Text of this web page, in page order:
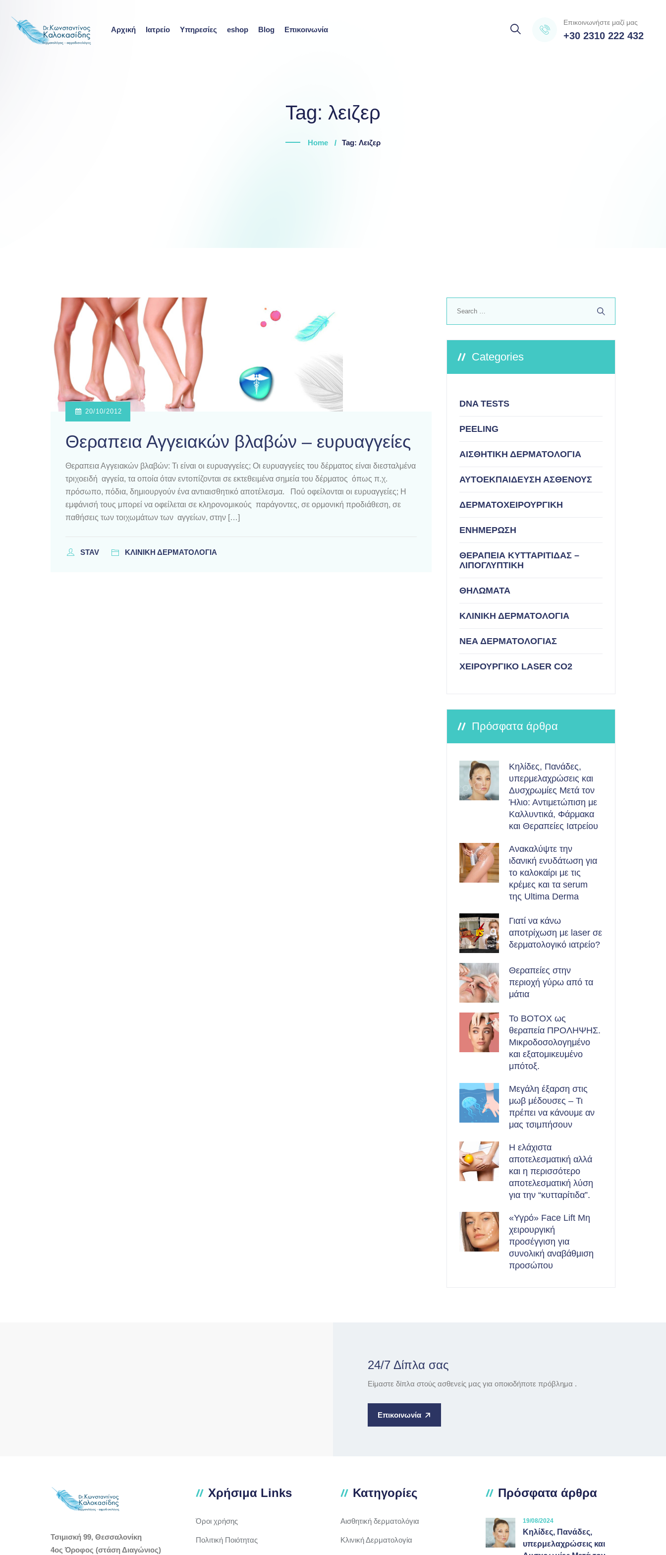
content
Αρχική Ιατρείο Υπηρεσίες eshop Blog Επικοινωνία
Επικοινωνήστε μαζί μας
+30 2310 222 432
Tag: λειζερ
Home Tag: Λειζερ
20/10/2012
Θεραπεια Αγγειακών βλαβών – ευρυαγγείες
Θεραπεια Αγγειακών βλαβών: Τι είναι οι ευρυαγγείες; Οι ευρυαγγείες του δέρματος είναι διεσταλμένα
τριχοειδή αγγεία, τα οποία όταν εντοπίζονται σε εκτεθειμένα σημεία του δέρματος όπως π.χ.
πρόσωπο, πόδια, δημιουργούν ένα αντιαισθητικό αποτέλεσμα. Πού οφείλονται οι ευρυαγγείες; Η
εμφάνισή τους μπορεί να οφείλεται σε κληρονομικούς παράγοντες, σε ορμονική προδιάθεση, σε
παθήσεις των τοιχωμάτων των αγγείων, στην […]
STAV ΚΛΙΝΙΚΗ ΔΕΡΜΑΤΟΛΟΓΙΑ
Categories
DNA TESTS
PEELING
ΑΙΣΘΗΤΙΚΗ ΔΕΡΜΑΤΟΛΟΓΙΑ
ΑΥΤΟΕΚΠΑΙΔΕΥΣΗ ΑΣΘΕΝΟΥΣ
ΔΕΡΜΑΤΟΧΕΙΡΟΥΡΓΙΚΗ
ΕΝΗΜΕΡΩΣΗ
ΘΕΡΑΠΕΙΑ ΚΥΤΤΑΡΙΤΙΔΑΣ –
ΛΙΠΟΓΛΥΠΤΙΚΗ
ΘΗΛΩΜΑΤΑ
ΚΛΙΝΙΚΗ ΔΕΡΜΑΤΟΛΟΓΙΑ
ΝΕΑ ΔΕΡΜΑΤΟΛΟΓΙΑΣ
ΧΕΙΡΟΥΡΓΙΚΟ LASER CO2
Πρόσφατα άρθρα
Κηλίδες, Πανάδες,
υπερμελαχρώσεις και
Δυσχρωμίες Μετά τον
Ήλιο: Αντιμετώπιση με
Καλλυντικά, Φάρμακα
και Θεραπείες Ιατρείου
Ανακαλύψτε την
ιδανική ενυδάτωση για
το καλοκαίρι με τις
κρέμες και τα serum
της Ultima Derma
Γιατί να κάνω
αποτρίχωση με laser σε
δερματολογικό ιατρείο?
Θεραπείες στην
περιοχή γύρω από τα
μάτια
Το BOTOX ως
θεραπεία ΠΡΟΛΗΨΗΣ.
Μικροδοσολογημένο
και εξατομικευμένο
μπότοξ.
Μεγάλη έξαρση στις
μωβ μέδουσες – Τι
πρέπει να κάνουμε αν
μας τσιμπήσουν
Η ελάχιστα
αποτελεσματική αλλά
και η περισσότερο
αποτελεσματική λύση
για την “κυτταρίτιδα”.
«Υγρό» Face Lift Μη
χειρουργική
προσέγγιση για
συνολική αναβάθμιση
προσώπου
24/7 Δίπλα σας
Είμαστε δίπλα στούς ασθενείς μας για οποιοδήποτε πρόβλημα .
Επικοινωνία
Τσιμισκή 99, Θεσσαλονίκη
4ος Όροφος (στάση Διαγώνιος)
Χρήσιμα Links
Όροι χρήσης
Πολιτική Ποιότητας
Κατηγορίες
Αισθητική δερματολόγια
Κλινική Δερματολογία
Πρόσφατα άρθρα
19/08/2024
Κηλίδες, Πανάδες,
υπερμελαχρώσεις και